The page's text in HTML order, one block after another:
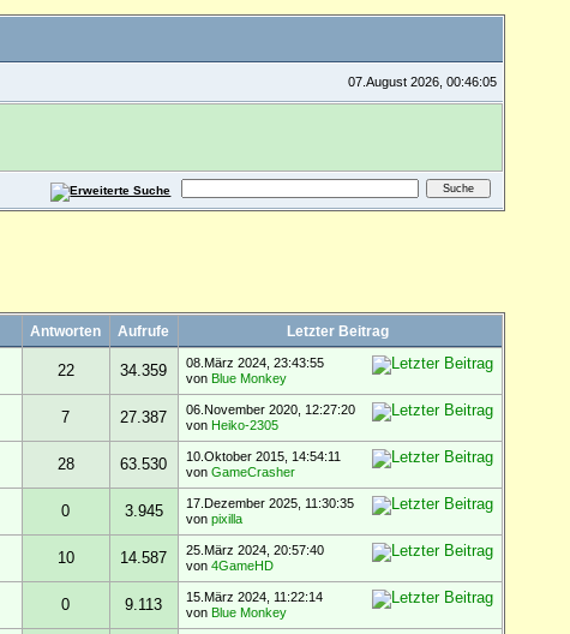
07.August 2026, 00:46:05
Antworten Aufrufe Letzter Beitrag
22 34.359
08.März 2024, 23:43:55
von Blue Monkey
7 27.387
06.November 2020, 12:27:20
von Heiko-2305
28 63.530
10.Oktober 2015, 14:54:11
vonGameCrasher
0 3.945
17.Dezember 2025, 11:30:35
vonpixilla
10 14.587
25.März 2024, 20:57:40
von4GameHD
0 9.113
15.März 2024, 11:22:14
von Blue Monkey